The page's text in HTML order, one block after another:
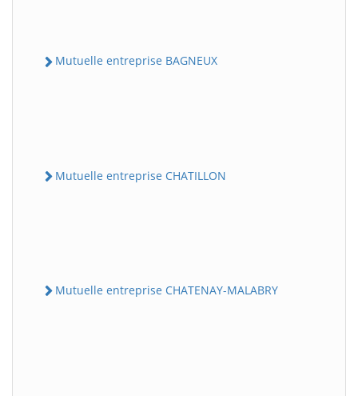
Mutuelle entreprise BAGNEUX
Mutuelle entreprise CHATILLON
Mutuelle entreprise CHATENAY-MALABRY